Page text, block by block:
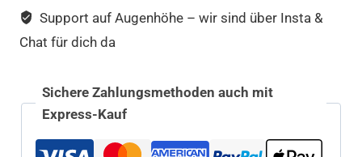
Support auf Augenhöhe – wir sind über Insta &
Chat für dich da
Sichere Zahlungsmethoden auch mit
Express-Kauf